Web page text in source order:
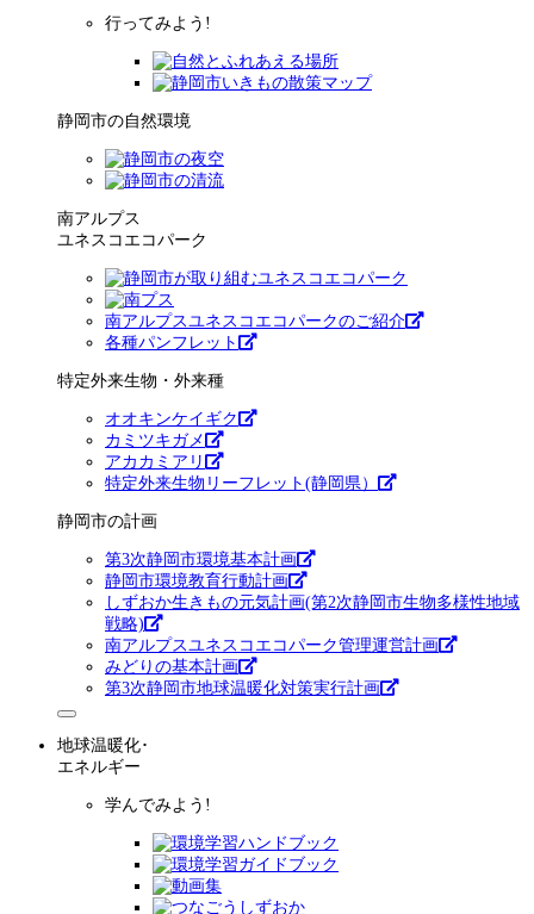
行ってみよう!
静岡市の自然環境
南アルプス
ユネスコエコパーク
南アルプスユネスコエコパークのご紹介
各種パンフレット
特定外来生物・外来種
オオキンケイギク
カミツキガメ
アカカミアリ
特定外来生物リーフレット(静岡県）
静岡市の計画
第3次静岡市環境基本計画
静岡市環境教育行動計画
しずおか生きもの元気計画(第2次静岡市生物多様性地域
戦略)
南アルプスユネスコエコパーク管理運営計画
みどりの基本計画
第3次静岡市地球温暖化対策実行計画
地球温暖化･
エネルギー
学んでみよう!